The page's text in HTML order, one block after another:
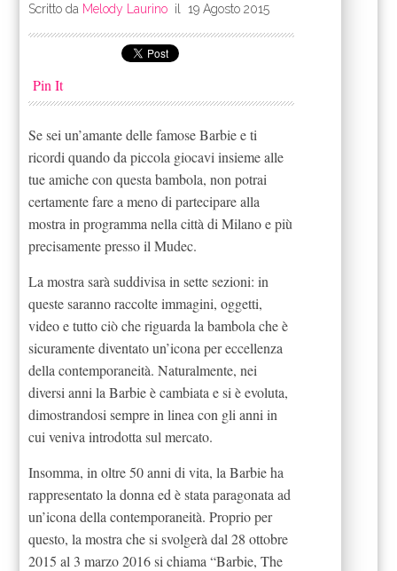
Scritto da Melody Laurino il19 Agosto 2015
Pin It
Se sei un’amante delle famose Barbie e ti
ricordi quando da piccola giocavi insieme alle
tue amiche con questa bambola, non potrai
certamente fare a meno di partecipare alla
mostra in programma nella città di Milano e più
precisamente presso il Mudec.
La mostra sarà suddivisa in sette sezioni: in
queste saranno raccolte immagini, oggetti,
video e tutto ciò che riguarda la bambola che è
sicuramente diventato un’icona per eccellenza
della contemporaneità. Naturalmente, nei
diversi anni la Barbie è cambiata e si è evoluta,
dimostrandosi sempre in linea con gli anni in
cui veniva introdotta sul mercato.
Insomma, in oltre 50 anni di vita, la Barbie ha
rappresentato la donna ed è stata paragonata ad
un’icona della contemporaneità. Proprio per
questo, la mostra che si svolgerà dal 28 ottobre
2015 al 3 marzo 2016 si chiama “Barbie, The